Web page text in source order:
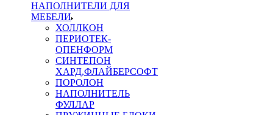
НАПОЛНИТЕЛИ ДЛЯ
МЕБЕЛИ
ХОЛЛКОН
ПЕРИОТЕК-
ОПЕНФОРМ
СИНТЕПОН
ХАРД,ФЛАЙБЕРСОФТ
ПОРОЛОН
НАПОЛНИТЕЛЬ
ФУЛЛАР